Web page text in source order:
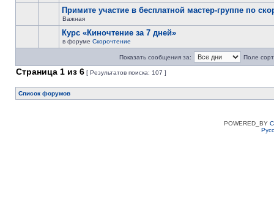
Примите участие в бесплатной мастер-группе по
Важная
Курс «Киночтение за 7 дней»
в форуме Скорочтение
Показать сообщения за: Поле
Страница 1 из 6 [ Результатов поиска: 107 ]
Список форумов
POWERED_BY